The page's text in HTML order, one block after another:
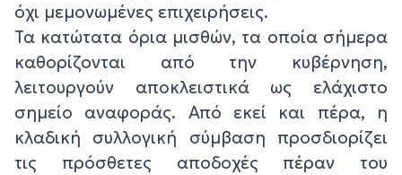
όχι μεμονωμένες επιχειρήσεις.
Τα κατώτατα όρια μισθών, τα οποία σήμερα
καθορίζονται από την κυβέρνηση,
λειτουργούν αποκλειστικά ως ελάχιστο
σημείο αναφοράς. Από εκεί και πέρα, η
κλαδική συλλογική σύμβαση προσδιορίζει
τις πρόσθετες αποδοχές πέραν του